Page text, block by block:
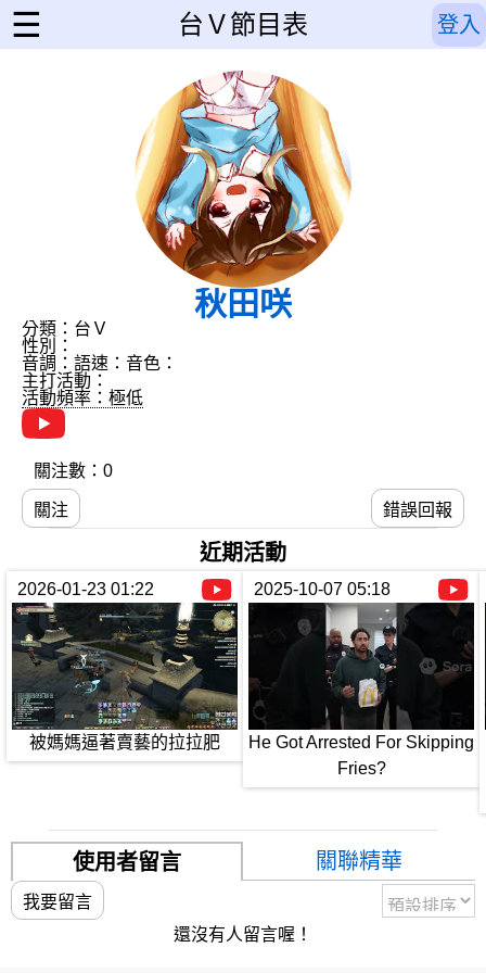
☰ 台Ｖ節目表 登入
秋田咲
分類：台Ｖ
性別：
音調： 語速： 音色：
主打活動：
活動頻率：極低
關注數：0
關注 錯誤回報
近期活動
2026-01-23 01:22
被媽媽逼著賣藝的拉拉肥
2025-10-07 05:18
He Got Arrested For Skipping
Fries?
使用者留言 關聯精華
我要留言
還沒有人留言喔！